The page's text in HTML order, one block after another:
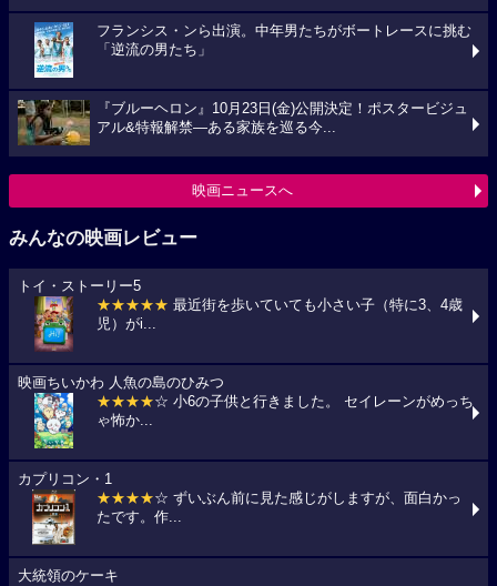
フランシス・ンら出演。中年男たちがボートレースに挑む
「逆流の男たち」
『ブルーヘロン』10月23日(金)公開決定！ポスタービジュ
アル&特報解禁―ある家族を巡る今...
映画ニュースへ
みんなの映画レビュー
トイ・ストーリー5
★★★★★ 最近街を歩いていても小さい子（特に3、4歳
児）がi...
映画ちいかわ 人魚の島のひみつ
★★★★☆ 小6の子供と行きました。 セイレーンがめっち
ゃ怖か...
カプリコン・1
★★★★☆ ずいぶん前に見た感じがしますが、面白かっ
たです。作...
大統領のケーキ